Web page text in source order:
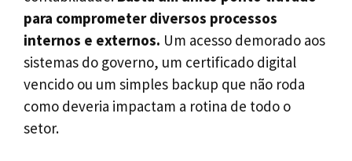
para comprometer diversos processos
internos e externos. Um acesso demorado aos
sistemas do governo, um certificado digital
vencido ou um simples backup que não roda
como deveria impactam a rotina de todo o
setor.